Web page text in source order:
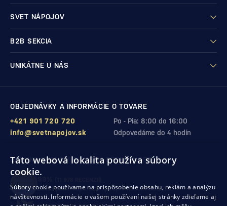
SVET NÁPOJOV
B2B SEKCIA
UNIKÁTNE U NÁS
OBJEDNÁVKY A INFORMÁCIE O TOVARE
Po - Pia: 8:00 do 16:00
+421 901 720 720
Odpovedáme do 4 hodín
info@svetnapojov.sk
ZÁRUKA KVALITY A VAŠEJ SPOKOJNOSTI
zákazníkov odporúča nákup v našom obchode
Táto webová lokalita používa súbory
cookie.
Súbory cookie používame na prispôsobenie obsahu, reklám a analýzu
návštevnosti. Informácie o vašom používaní našej stránky zdieľame aj